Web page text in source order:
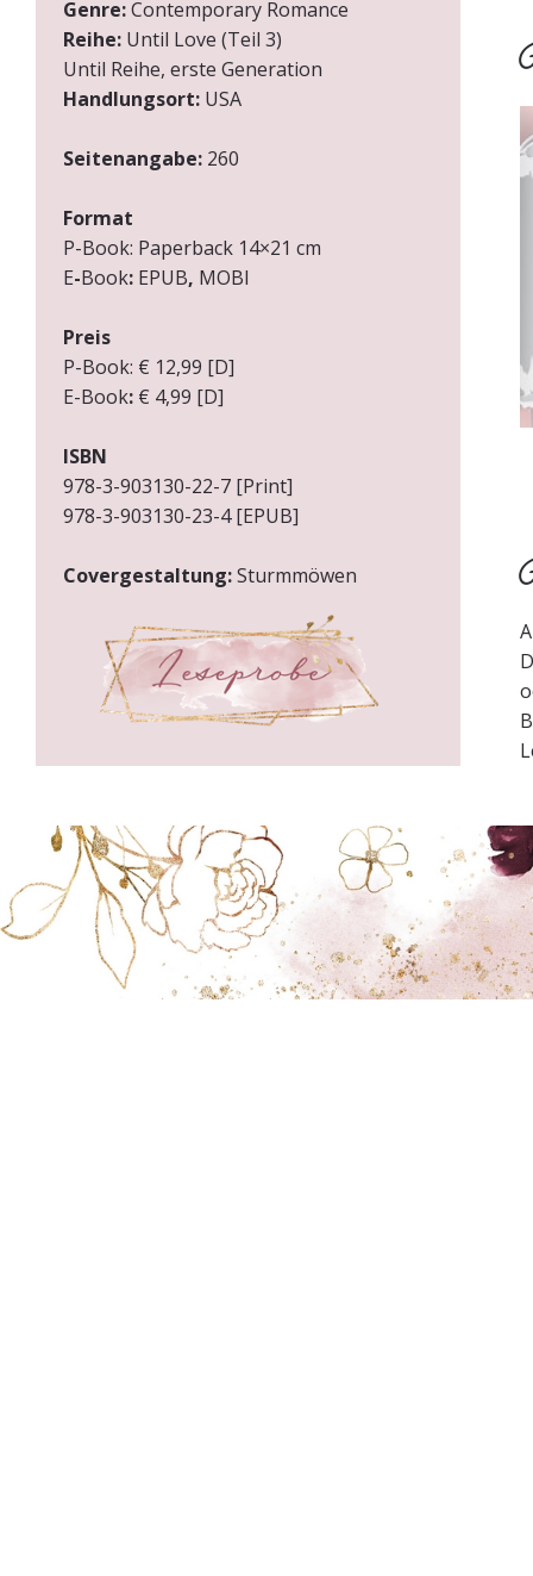
Genre:Contemporary Romance
Reihe: Until Love (Teil 3)
Until Reihe, erste Generation
Handlungsort: USA
Seitenangabe: 260
Format
P-Book: Paperback 14×21 cm
E-Book: EPUB, MOBI
Preis
P-Book: € 12,99 [D]
E-Book: € 4,99 [D]
ISBN
978-3-903130-22-7 [Print]
978-3-903130-23-4 [EPUB]
Covergestaltung:Sturmmöwen